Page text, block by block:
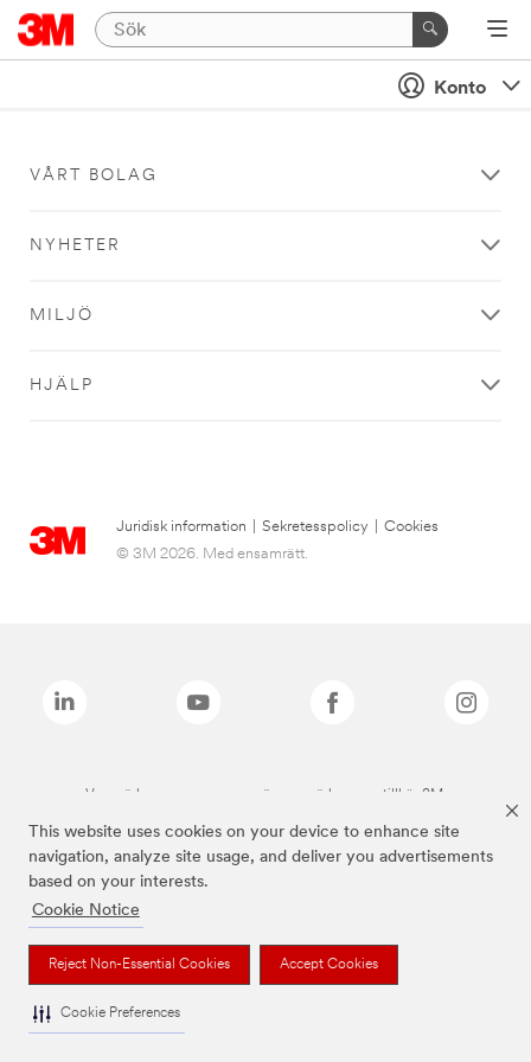
This website uses cookies on your device to enhance site
navigation, analyze site usage, and deliver you advertisements
based on your interests.
Cookie Notice
Reject Non-Essential Cookies Accept Cookies
Cookie Preferences
Konto
VÅRT BOLAG
NYHETER
MILJÖ
HJÄLP
Juridisk information Sekretesspolicy
Cookies
© 3M 2026. Med ensamrätt.
Varumärken som anges ovan är varumärken som tillhör 3M.